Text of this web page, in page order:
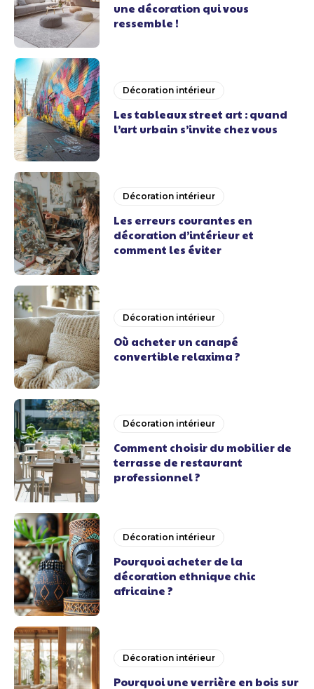
une décoration qui vous
ressemble !
Décoration intérieur
Les tableaux street art : quand
l’art urbain s’invite chez vous
Décoration intérieur
Les erreurs courantes en
décoration d’intérieur et
comment les éviter
Décoration intérieur
Où acheter un canapé
convertible relaxima ?
Décoration intérieur
Comment choisir du mobilier de
terrasse de restaurant
professionnel ?
Décoration intérieur
Pourquoi acheter de la
décoration ethnique chic
africaine ?
Décoration intérieur
Pourquoi une verrière en bois sur